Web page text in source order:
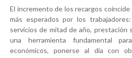
El incremento de los recargos
más esperados por los
servicios de mitad de año, prestación
una herramienta fundamental
económicos, ponerse al día con